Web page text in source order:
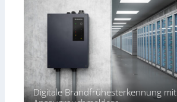
Digitale Brandfrühesterkennung mit